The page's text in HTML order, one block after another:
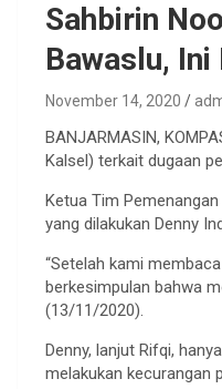
Sahbirin
Bawaslu,
November 14, 2020
BANJARMASIN,
Kalsel) terkait dugaan
Ketua Tim
yang dilakukan Denny
“Setelah kami
berkesimpulan bahwa
(13/11/2020).
Denny, lanjut Rifqi,
melakukan kecurangan